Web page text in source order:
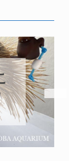
て